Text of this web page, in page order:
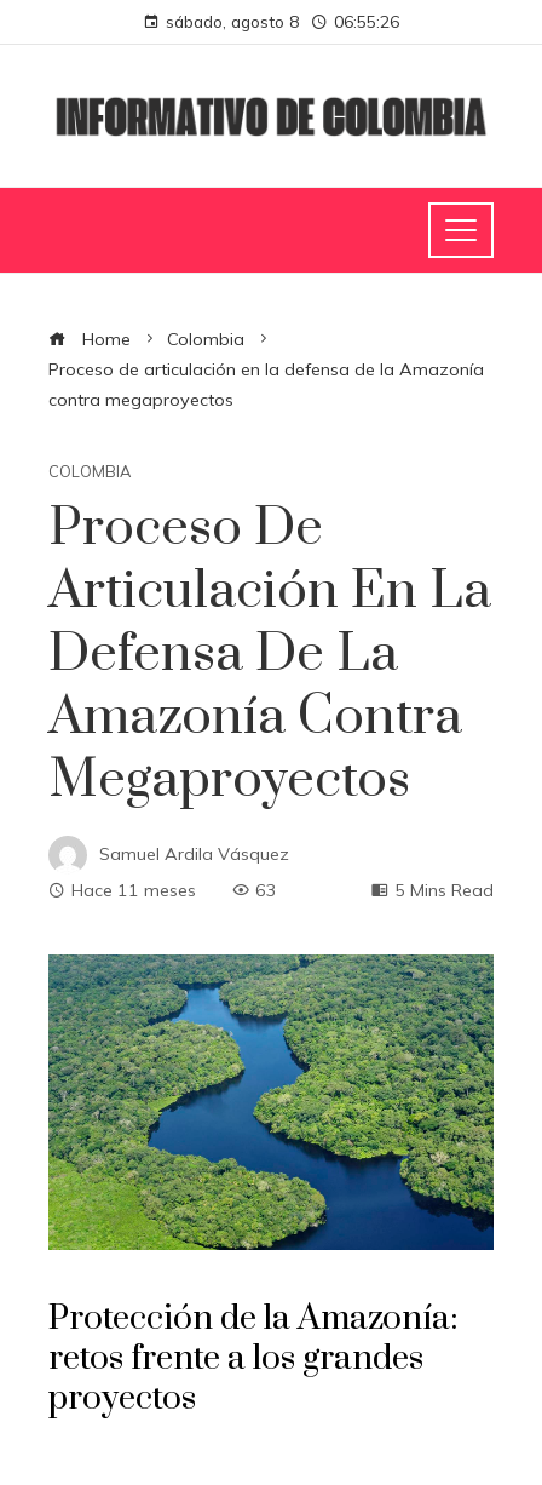
sábado, agosto 8 06:55:26
Home
Colombia
Proceso de articulación en la defensa de la Amazonía
contra megaproyectos
COLOMBIA
Proceso De
Articulación En La
Defensa De La
Amazonía Contra
Megaproyectos
Samuel Ardila Vásquez
Hace 11 meses
63 5 Mins Read
Protección de la Amazonía:
retos frente a los grandes
proyectos